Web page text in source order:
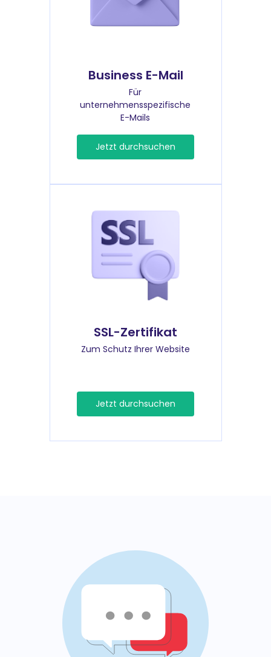
Business E-Mail
Für
unternehmensspezifische
E-Mails
Jetzt durchsuchen
SSL-Zertifikat
Zum Schutz Ihrer Website
Jetzt durchsuchen